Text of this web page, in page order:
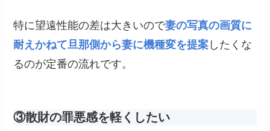
特に望遠性能の差は大きいので妻の写真の画質に
耐えかねて旦那側から妻に機種変を提案 したくな
るのが定番の流れです。
③散財の罪悪感を軽くしたい